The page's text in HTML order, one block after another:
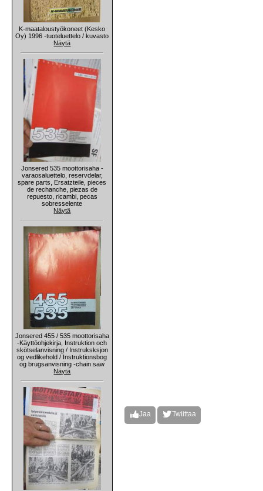
K-maataloustyökoneet (Kesko
Oy) 1996 -tuoteluettelo / kuvasto
Näytä
Jonsered 535 moottorisaha -
varaosaluettelo, reservdelar,
spare parts, Ersatzteile, pieces
de rechanche, piezas de
repuesto, ricambi, pecas
sobresselente
Näytä
Jonsered 455 / 535 moottorisaha
-Käyttöohjekirja, Instruktion och
skötselanvisning / Instruksksjon
og vedlikehold / Instruktionsbog
og brugsanvisning -chain saw
Näytä
Jaa Twiittaa